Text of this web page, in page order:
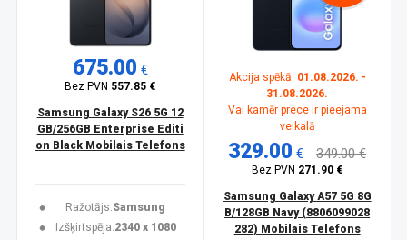
675.00 €
Bez PVN 557.85 €
Samsung Galaxy S26 5G 12
GB/256GB Enterprise Editi
on Black Mobilais Telefons
Ražotājs:Samsung
Izšķirtspēja:2340 x 1080
Akcija spēkā: 01.08.2026. -
31.08.2026.
Vai kamēr prece ir pieejama
veikalā
329.00 € 349.00 €
Bez PVN 271.90 €
Samsung Galaxy A57 5G 8G
B/128GB Navy (8806099028
282) Mobilais Telefons